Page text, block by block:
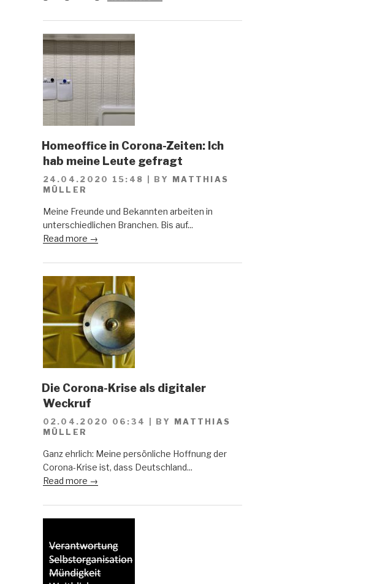
Homeoffice in Corona-Zeiten: Ich
hab meine Leute gefragt
24.04.2020 15:48 BY
MATTHIAS
MÜLLER
Meine Freunde und Bekannten arbeiten in
unterschiedlichen Branchen. Bis auf...
Read more →
Die Corona-Krise als digitaler
Weckruf
02.04.2020 06:34 BY
MATTHIAS
MÜLLER
Ganz ehrlich: Meine persönliche Hoffnung der
Corona-Krise ist, dass Deutschland...
Read more →